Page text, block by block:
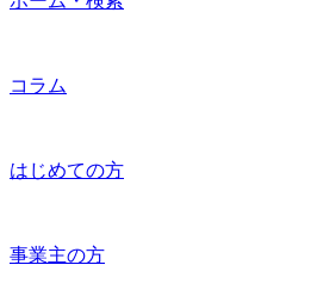
コラム
はじめての方
事業主の方